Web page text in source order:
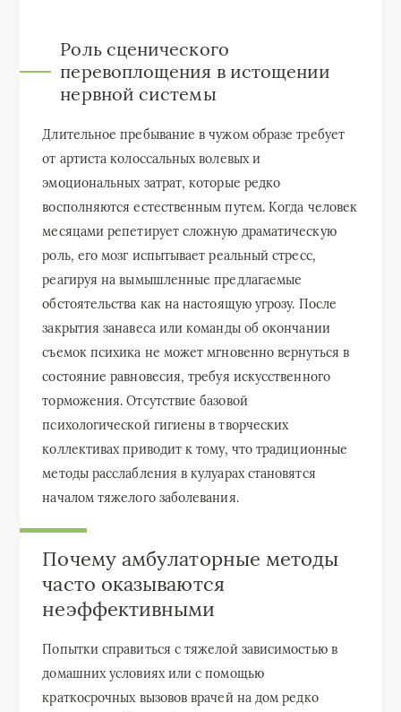
Роль сценического
перевоплощения в истощении
нервной системы
Длительное пребывание в чужом образе требует
от артиста колоссальных волевых и
эмоциональных затрат, которые редко
восполняются естественным путем. Когда человек
месяцами репетирует сложную драматическую
роль, его мозг испытывает реальный стресс,
реагируя на вымышленные предлагаемые
обстоятельства как на настоящую угрозу. После
закрытия занавеса или команды об окончании
съемок психика не может мгновенно вернуться в
состояние равновесия, требуя искусственного
торможения. Отсутствие базовой
психологической гигиены в творческих
коллективах приводит к тому, что традиционные
методы расслабления в кулуарах становятся
началом тяжелого заболевания.
Почему амбулаторные методы
часто оказываются
неэффективными
Попытки справиться с тяжелой зависимостью в
домашних условиях или с помощью
краткосрочных вызовов врачей на дом редко